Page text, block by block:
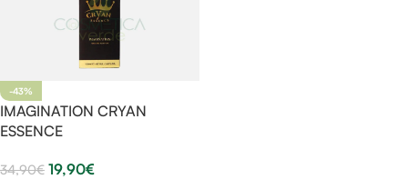
-43%
IMAGINATION CRYAN
ESSENCE
34,90€ 19,90€